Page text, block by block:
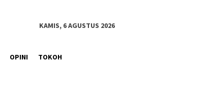
KAMIS, 6 AGUSTUS 2026
OPINI TOKOH